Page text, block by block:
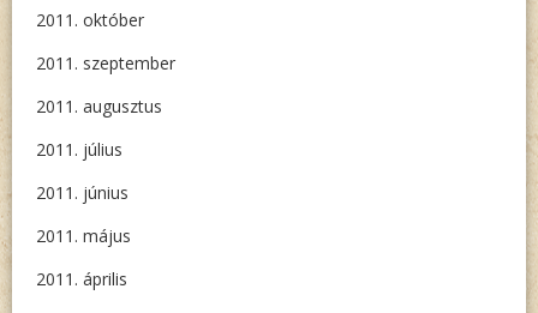
2011. október
2011. szeptember
2011. augusztus
2011. július
2011. június
2011. május
2011. április